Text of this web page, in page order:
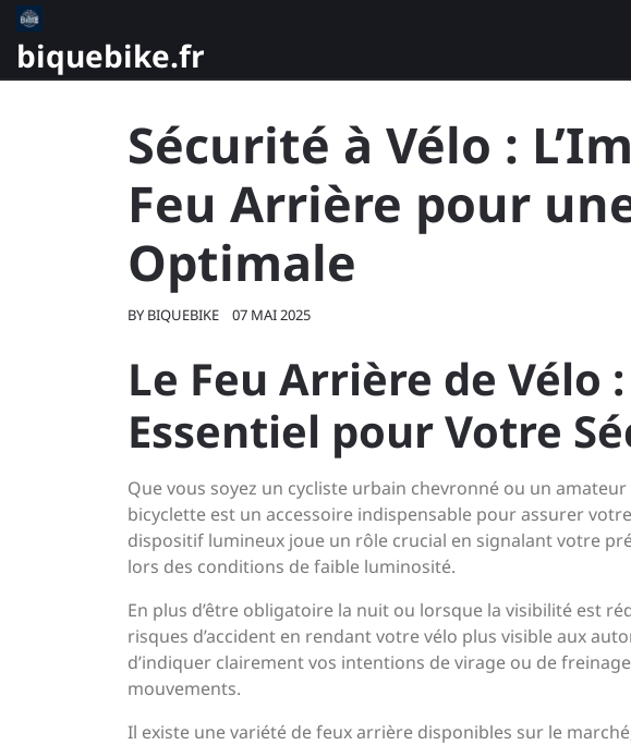
Skip
content
biquebike.fr
Sécurité à Vélo :
Feu Arrière pour
Optimale
BY BIQUEBIKE 07 MAI 2025
Le Feu Arrière de Vélo
Essentiel pour Votre
Que vous soyez un cycliste urbain chevronné ou un
bicyclette est un accessoire indispensable pour assurer
dispositif lumineux joue un rôle crucial en signalant votre
lors des conditions de faible luminosité.
En plus d’être obligatoire la nuit ou lorsque la visibilité est
risques d’accident en rendant votre vélo plus visible aux
d’indiquer clairement vos intentions de virage ou de
mouvements.
Il existe une variété de feux arrière disponibles sur le